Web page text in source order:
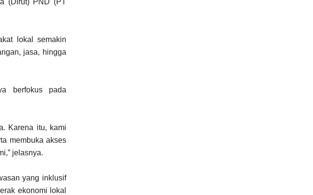
lokal semakin
jasa, hingga
berfokus pada
Karena itu, kami
membuka akses
jelasnya.
yang inklusif
ekonomi lokal